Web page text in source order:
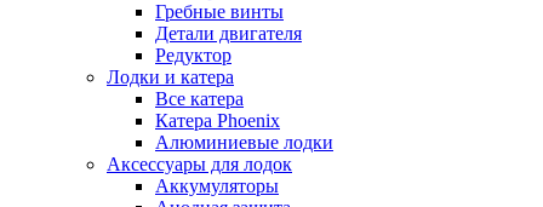
Гребные винты
Детали двигателя
Редуктор
Лодки и катера
Все катера
Катера Phoenix
Алюминиевые лодки
Аксессуары для лодок
Аккумуляторы